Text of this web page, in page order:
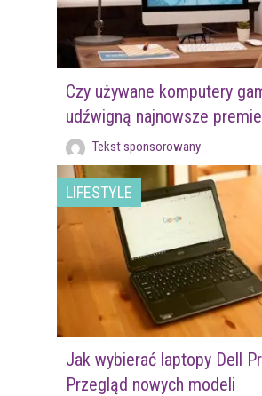
Czy używane komputery
udźwigną najnowsze
Tekst sponsorowany
LIFESTYLE
Jak wybierać laptopy Dell
Przegląd nowych modeli